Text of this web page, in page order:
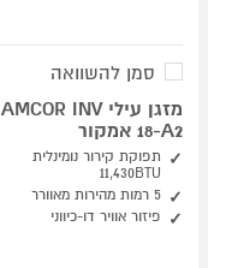
סמן להשוואה
מזגן עילי AMCOR INV
18-A2 אמקור
תפוקת קירור נומינלית
11,430BTU
5 רמות מהירות מאוורר
פיזור אוויר דו-כיווני